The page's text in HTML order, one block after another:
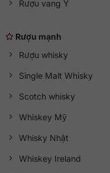
Rượu vang Ý
Rượu mạnh
Rượu whisky
Single Malt Whisky
Scotch whisky
Whiskey Mỹ
Whisky Nhật
Whiskey Ireland